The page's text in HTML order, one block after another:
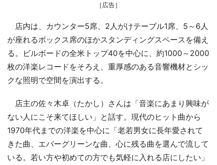
［広告］
店内は、カウンター5席、2人がけテーブル1席、5～6人
が座れるボックス席のほかスタンディングスペースを備え
る。ビルボードの全米トップ40を中心に、約1000～2000
枚の洋楽レコードをそろえ、重厚感のある音響機材とシッ
クな照明で空間を演出する。
店主の佐々木卓（たかし）さんは「音楽にあまり興味が
ない人にこそ来てほしい」と話す。現代のヒット曲から
1970年代までの洋楽を中心に「老若男女に長年愛されて
きた曲、エバーグリーンな曲、心に残る曲を選んで流して
いる。若い方や初めての方でも気軽に入れる店にしたい」